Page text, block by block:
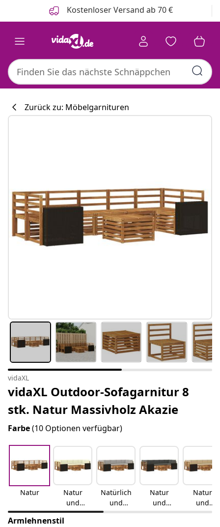
Kostenloser Versand ab 70 €
Zurück zu: Möbelgarnituren
vidaXL
vidaXL Outdoor-Sofagarnitur 8
stk. Natur Massivholz Akazie
Farbe(10 Optionen verfügbar)
Natur
Natur
und
Creme
Natürlich
und
hellgrau
Natur
und
Anthrazit
Natur
und
Beige
Armlehnenstil